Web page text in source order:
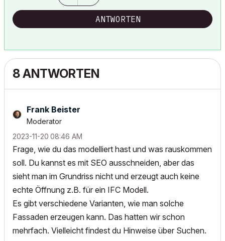
ANTWORTEN
8 ANTWORTEN
Frank Beister
Moderator
‎2023-11-20 08:46 AM
Frage, wie du das modelliert hast und was rauskommen
soll. Du kannst es mit SEO ausschneiden, aber das
sieht man im Grundriss nicht und erzeugt auch keine
echte Öffnung z.B. für ein IFC Modell.
Es gibt verschiedene Varianten, wie man solche
Fassaden erzeugen kann. Das hatten wir schon
mehrfach. Vielleicht findest du Hinweise über Suchen.